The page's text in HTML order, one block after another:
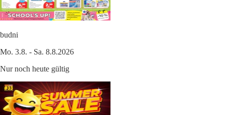
budni
Mo. 3.8. - Sa. 8.8.2026
Nur noch heute gültig